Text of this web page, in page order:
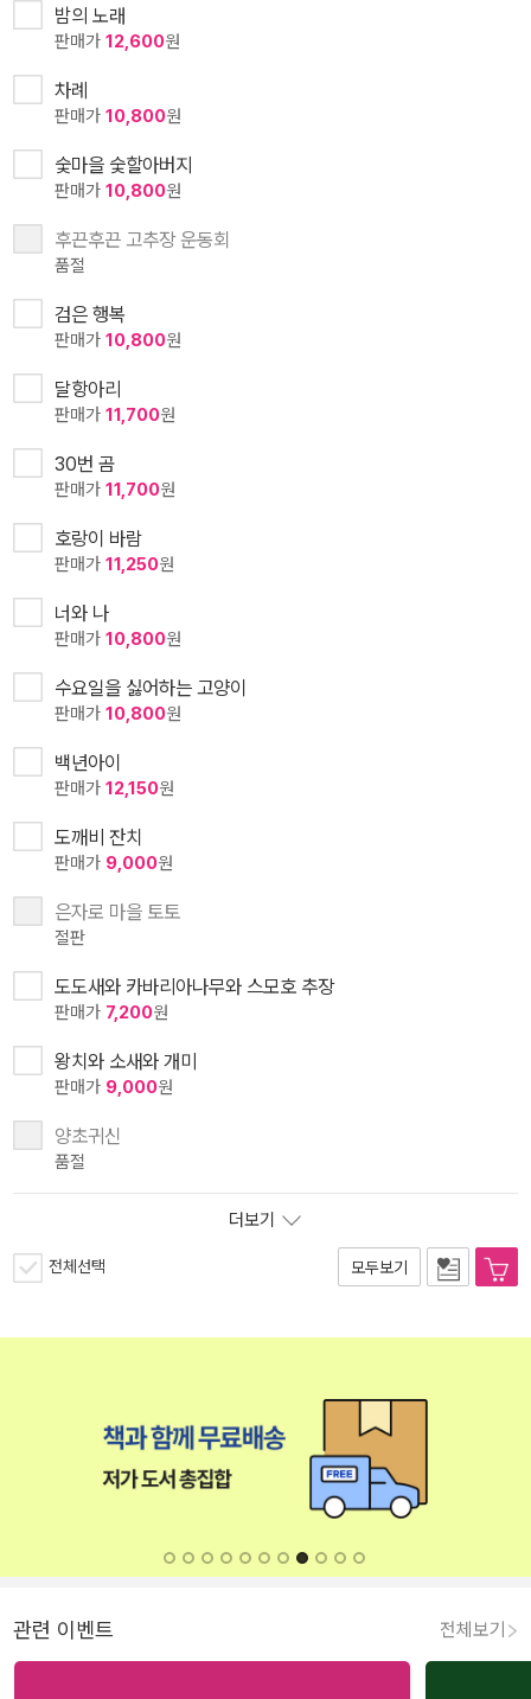
밤의 노래
판매가 12,600원
차례
판매가 10,800원
숯마을 숯할아버지
판매가 10,800원
후끈후끈 고추장 운동회
품절
검은 행복
판매가 10,800원
달항아리
판매가 11,700원
30번 곰
판매가 11,700원
호랑이 바람
판매가 11,250원
너와 나
판매가 10,800원
수요일을 싫어하는 고양이
판매가 10,800원
백년아이
판매가 12,150원
도깨비 잔치
판매가 9,000원
은자로 마을 토토
절판
도도새와 카바리아나무와 스모호 추장
판매가 7,200원
왕치와 소새와 개미
판매가 9,000원
양초귀신
품절
더보기
전체선택 모두보기
관련 이벤트 전체보기